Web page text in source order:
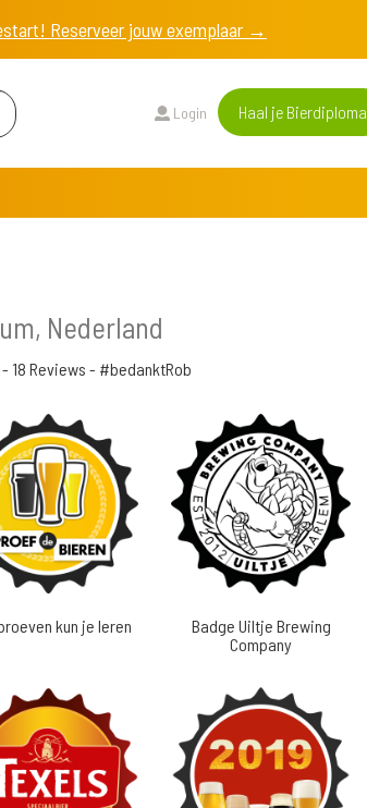
Reserveer jouw exemplaar →
Login Haal je Bierdiploma
Nederland
- 18 Reviews - #bedanktRob
kun je leren
Badge Uiltje Brewing
Company